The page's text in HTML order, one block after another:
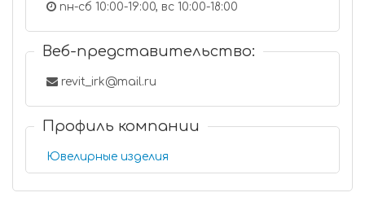
пн-сб 10:00-19:00, вс 10:00-18:00
Веб-представительство:
revit_irk@mail.ru
Профиль компании
Ювелирные изделия